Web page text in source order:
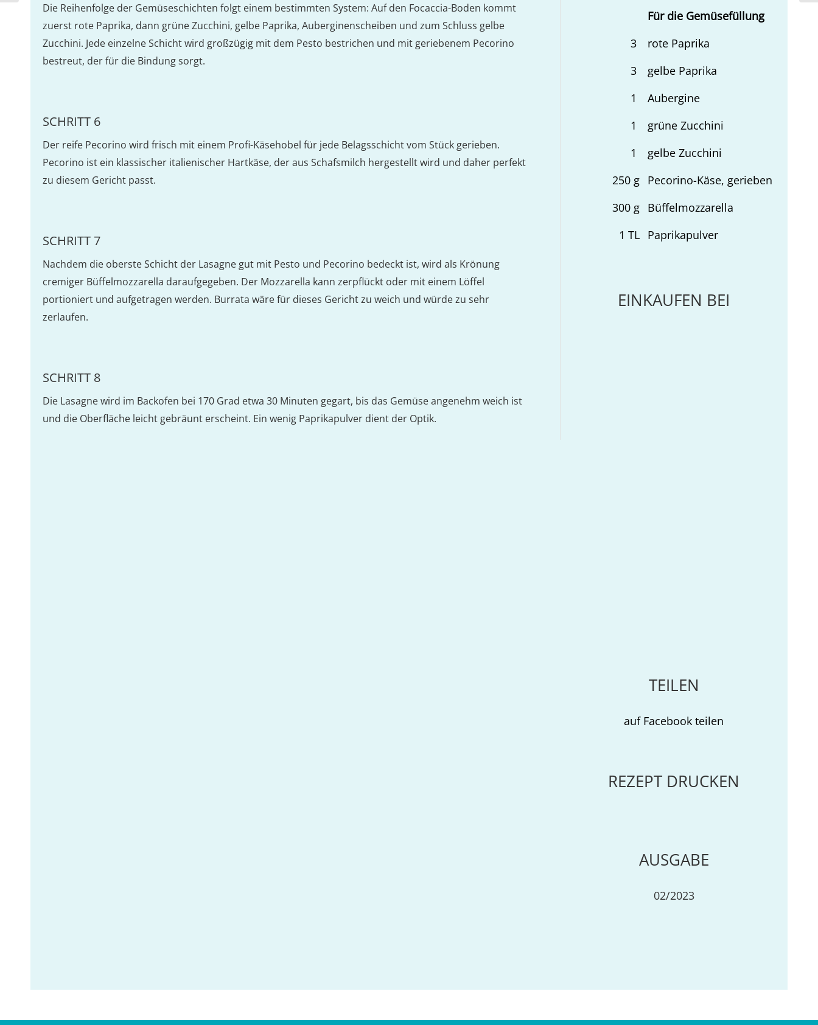
Die Reihenfolge der Gemüseschichten folgt einem bestimmten System: Auf den Focaccia-Boden kommt
zuerst rote Paprika, dann grüne Zucchini, gelbe Paprika, Auberginenscheiben und zum Schluss gelbe
Zucchini. Jede einzelne Schicht wird großzügig mit dem Pesto bestrichen und mit geriebenem Pecorino
bestreut, der für die Bindung sorgt.
SCHRITT 6
Der reife Pecorino wird frisch mit einem Profi-Käsehobel für jede Belagsschicht vom Stück gerieben.
Pecorino ist ein klassischer italienischer Hartkäse, der aus Schafsmilch hergestellt wird und daher perfekt
zu diesem Gericht passt.
SCHRITT 7
Nachdem die oberste Schicht der Lasagne gut mit Pesto und Pecorino bedeckt ist, wird als Krönung
cremiger Büffelmozzarella daraufgegeben. Der Mozzarella kann zerpflückt oder mit einem Löffel
portioniert und aufgetragen werden. Burrata wäre für dieses Gericht zu weich und würde zu sehr
zerlaufen.
SCHRITT 8
Die Lasagne wird im Backofen bei 170 Grad etwa 30 Minuten gegart, bis das Gemüse angenehm weich ist
und die Oberfläche leicht gebräunt erscheint. Ein wenig Paprikapulver dient der Optik.
Für die Gemüsefüllung
3
rote Paprika
3
gelbe Paprika
1
Aubergine
1
grüne Zucchini
1
gelbe Zucchini
250g Pecorino-Käse, gerieben
300g Büffelmozzarella
1 TL Paprikapulver
EINKAUFEN BEI
TEILEN
auf Facebook teilen
REZEPT DRUCKEN
AUSGABE
02/2023